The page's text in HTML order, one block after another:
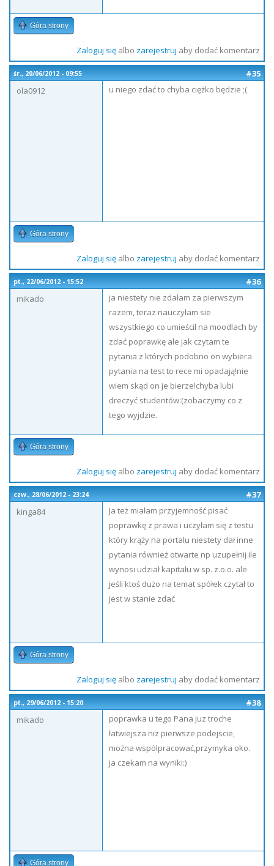
Góra strony
Zaloguj sięalbo zarejestruj aby dodać komentarz
śr., 20/06/2012 - 09:55
#35
ola0912
u niego zdać to chyba ciężko będzie ;(
Góra strony
Zaloguj sięalbo zarejestruj aby dodać komentarz
pt., 22/06/2012 - 15:52
#36
mikado
ja niestety nie zdałam za pierwszym
razem, teraz nauczyłam sie
wszystkiego co umieścil na moodlach by
zdać poprawkę ale jak czytam te
pytania z których podobno on wybiera
pytania na test to rece mi opadają!nie
wiem skąd on je bierze!chyba lubi
dreczyć studentów:(zobaczymy co z
tego wyjdzie.
Góra strony
Zaloguj sięalbo zarejestruj aby dodać komentarz
czw., 28/06/2012 - 23:24
#37
kinga84
Ja też miałam przyjemność pisać
poprawkę z prawa i uczyłam się z testu
który krąży na portalu niestety dał inne
pytania również otwarte np uzupełnij ile
wynosi udział kapitału w sp. z.o.o. ale
jeśli ktoś dużo na temat spółek czytał to
jest w stanie zdać
Góra strony
Zaloguj sięalbo zarejestruj aby dodać komentarz
pt., 29/06/2012 - 15:20
#38
mikado
poprawka u tego Pana juz troche
łatwiejsza niz pierwsze podejscie,
można wspólpracować,przymyka oko.
ja czekam na wyniki:)
Góra strony